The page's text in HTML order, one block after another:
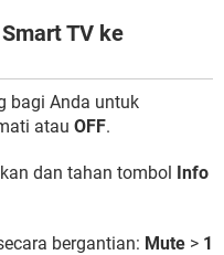
TV ke
bagi Anda untuk
atau OFF.
dan tahan tombol Info
bergantian: Mute > 1